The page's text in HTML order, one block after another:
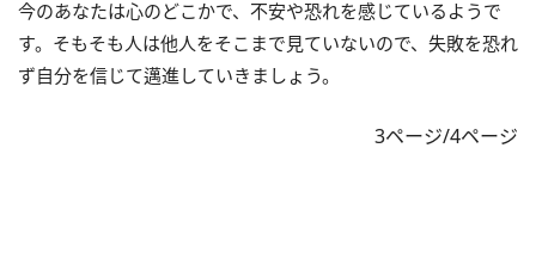
今のあなたは心のどこかで、不安や恐れを感じているようで
す。そもそも人は他人をそこまで見ていないので、失敗を恐れ
ず自分を信じて邁進していきましょう。
3ページ/4ページ